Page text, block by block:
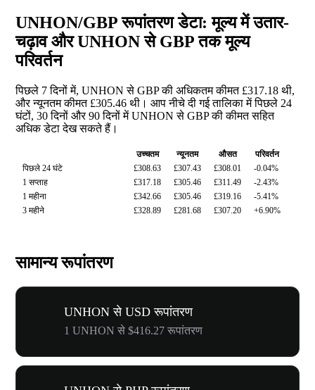
UNHON/GBP रूपांतरण डेटा: मूल्य में उतार-
चढ़ाव और UNHON से GBP तक मूल्य
परिवर्तन
पिछले 7 दिनों में, UNHON से GBP की अधिकतम कीमत £317.18 थी,
और न्यूनतम कीमत £305.46 थी। आप नीचे दी गई तालिका में पिछले 24
घंटों, 30 दिनों और 90 दिनों में UNHON से GBP की कीमत सहित
अधिक डेटा देख सकते हैं।
उच्चतम न्यूनतम औसत
परिवर्तन
पिछले 24 घंटे
£308.63 £307.43 £308.01
-0.04%
1 सप्ताह
£317.18 £305.46 £311.49
-2.43%
1 महीना
£342.66 £305.46 £319.16
-5.41%
3 महीने
£328.89 £281.68 £307.20 +6.90%
सामान्य रूपांतरण
UNHON से USD रूपांतरण
1 UNHON से $416.27 रूपांतरण